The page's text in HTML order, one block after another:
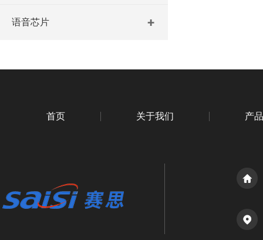
语音芯片
首页 关于我们 产